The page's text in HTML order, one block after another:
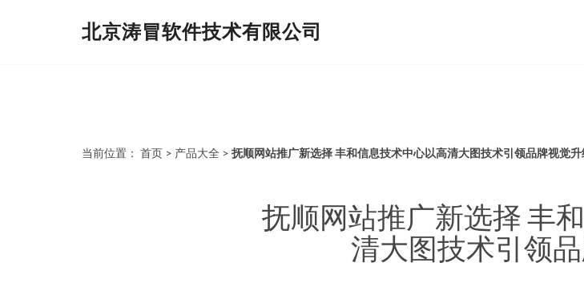
北京涛冒软件技术有限公司
当前位置： 首页 > 产品大全 > 抚顺网站推广新选择 丰和信息技术中心以高清大图技术引领品牌视觉升
抚顺网站推广新选择 丰
清大图技术引领